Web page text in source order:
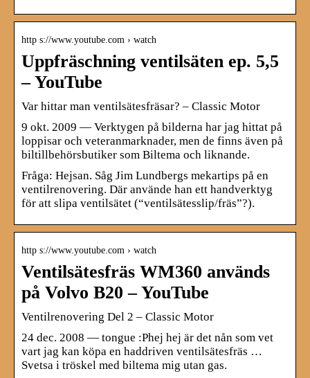
http s://www.youtube.com › watch
Uppfräschning ventilsäten ep. 5,5
– YouTube
Var hittar man ventilsätesfräsar? – Classic Motor
9 okt. 2009 — Verktygen på bilderna har jag hittat på
loppisar och veteranmarknader, men de finns även på
biltillbehörsbutiker som Biltema och liknande.
Fråga: Hejsan. Såg Jim Lundbergs mekartips på en
ventilrenovering. Där använde han ett handverktyg
för att slipa ventilsätet (“ventilsätesslip/fräs”?).
http s://www.youtube.com › watch
Ventilsätesfräs WM360 används
på Volvo B20 – YouTube
Ventilrenovering Del 2 – Classic Motor
24 dec. 2008 — tongue :Phej hej är det nån som vet
vart jag kan köpa en haddriven ventilsätesfräs …
Svetsa i tröskel med biltema mig utan gas.